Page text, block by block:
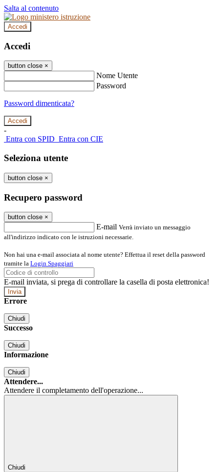
Salta al contenuto
Accedi
Accedi
button close ×
Nome Utente
Password
Password dimenticata?
-
Entra con SPID Entra con CIE
Seleziona utente
button close ×
Recupero password
button close ×
E-mail Verrà inviato un messaggio
all'indirizzo indicato con le istruzioni necessarie.
Non hai una e-mail associata al nome utente? Effettua il reset della password
tramite la Login Spaggiari
E-mail inviata, si prega di controllare la casella di posta elettronica!
Errore
Chiudi
Successo
Chiudi
Informazione
Chiudi
Attendere...
Attendere il completamento dell'operazione...
Chiudi